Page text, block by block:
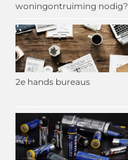
woningontruiming nodig?
2e hands bureaus